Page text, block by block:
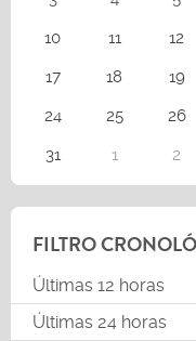
10
11 12
17
18 19
24
25 26
31
1 2
FILTRO
Últimas 12 horas
Últimas 24 horas